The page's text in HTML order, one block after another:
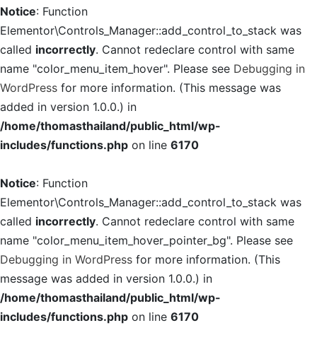
Notice: Function
Elementor\Controls_Manager::add_control_to_stack was
called incorrectly. Cannot redeclare control with same
name "color_menu_item_hover". Please see Debugging in
WordPress for more information. (This message was
added in version 1.0.0.) in
/home/thomasthailand/public_html/wp-
includes/functions.php on line 6170
Notice: Function
Elementor\Controls_Manager::add_control_to_stack was
called incorrectly. Cannot redeclare control with same
name "color_menu_item_hover_pointer_bg". Please see
Debugging in WordPress for more information. (This
message was added in version 1.0.0.) in
/home/thomasthailand/public_html/wp-
includes/functions.php on line 6170